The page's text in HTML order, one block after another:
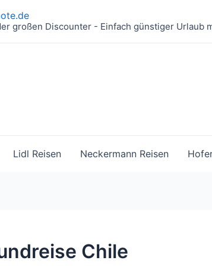
großen Discounter - Einfach günstiger Urlaub
Lidl Reisen Neckermann Reisen
Chile